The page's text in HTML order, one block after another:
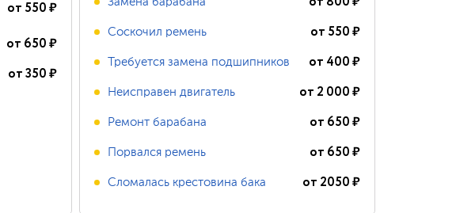
от 550₽
от 650₽
от350₽
Соскочил ремень от 550₽
Требуется замена подшипников от 400₽
Неисправен двигатель от 2 000₽
Ремонт барабана от 650₽
Порвался ремень от 650₽
Сломалась крестовина бака от 2050₽